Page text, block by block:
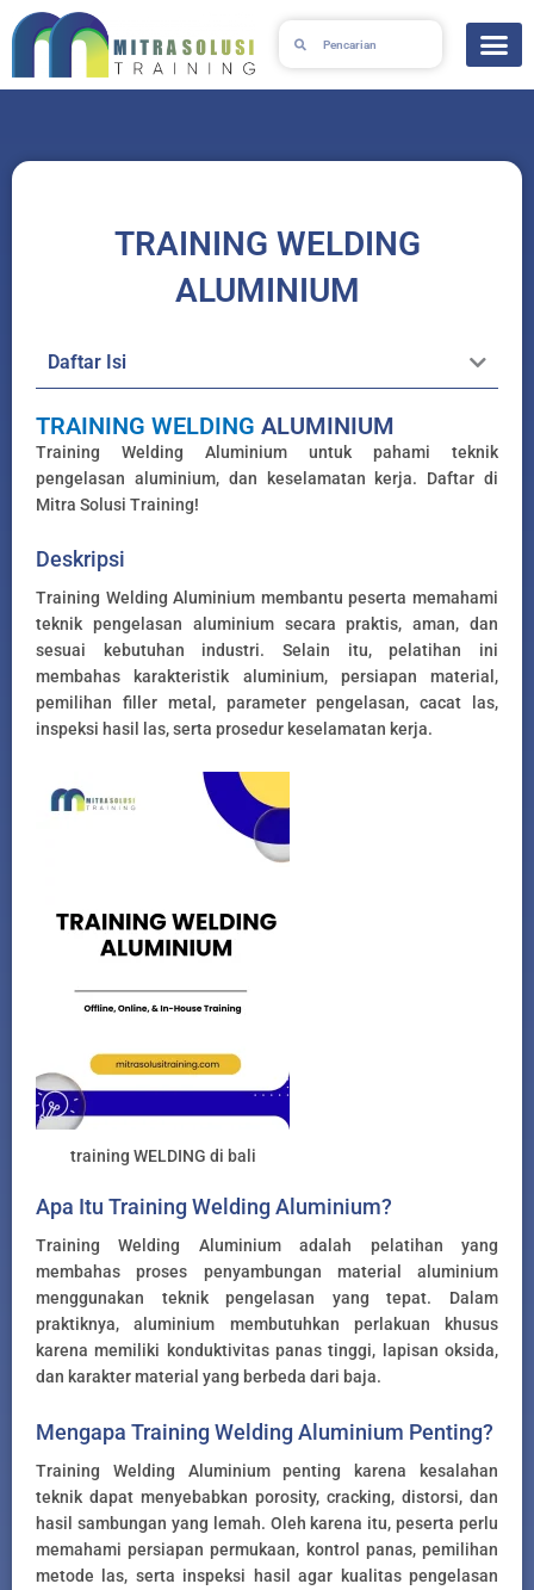
Skip
to
TRAINING WELDING
ALUMINIUM
Daftar Isi
TRAINING WELDING ALUMINIUM
Training Welding Aluminium untuk pahami teknik
pengelasan aluminium, dan keselamatan kerja. Daftar di
Mitra Solusi Training!
Deskripsi
Training Welding Aluminium membantu peserta memahami
teknik pengelasan aluminium secara praktis, aman, dan
sesuai kebutuhan industri. Selain itu, pelatihan ini
membahas karakteristik aluminium, persiapan material,
pemilihan filler metal, parameter pengelasan, cacat las,
inspeksi hasil las, serta prosedur keselamatan kerja.
training WELDING di bali
Apa Itu Training Welding Aluminium?
Training Welding Aluminium adalah pelatihan yang
membahas proses penyambungan material aluminium
menggunakan teknik pengelasan yang tepat. Dalam
praktiknya, aluminium membutuhkan perlakuan khusus
karena memiliki konduktivitas panas tinggi, lapisan oksida,
dan karakter material yang berbeda dari baja.
Mengapa Training Welding Aluminium Penting?
Training Welding Aluminium penting karena kesalahan
teknik dapat menyebabkan porosity, cracking, distorsi, dan
hasil sambungan yang lemah. Oleh karena itu, peserta perlu
memahami persiapan permukaan, kontrol panas, pemilihan
metode las, serta inspeksi hasil agar kualitas pengelasan